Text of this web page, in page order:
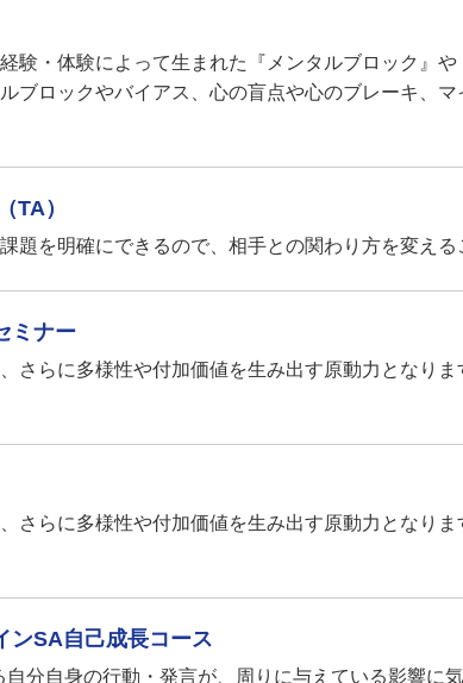
験・体験によって生まれた『メンタルブロック』
ブロックやバイアス、心の盲点や心のブレーキ、
TA）
題を明確にできるので、相手との関わり方を変え
ミナー
さらに多様性や付加価値を生み出す原動力となり
さらに多様性や付加価値を生み出す原動力となり
ンSA自己成長コース
分自身の行動・発言が、周りに与えている影響に